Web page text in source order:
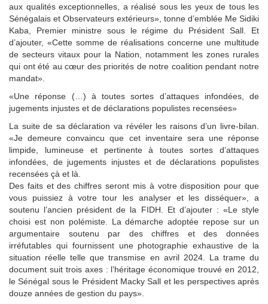
aux qualités exceptionnelles, a réalisé sous les yeux de tous les
Sénégalais et Observateurs extérieurs», tonne d’emblée Me Sidiki
Kaba, Premier ministre sous le régime du Président Sall. Et
d’ajouter, «Cette somme de réalisations concerne une multitude
de secteurs vitaux pour la Nation, notamment les zones rurales
qui ont été au cœur des priorités de notre coalition pendant notre
mandat».
«Une réponse (…) à toutes sortes d’attaques infondées, de
jugements injustes et de déclarations populistes recensées»
La suite de sa déclaration va révéler les raisons d’un livre-bilan.
«Je demeure convaincu que cet inventaire sera une réponse
limpide, lumineuse et pertinente à toutes sortes d’attaques
infondées, de jugements injustes et de déclarations populistes
recensées çà et là.
Des faits et des chiffres seront mis à votre disposition pour que
vous puissiez à votre tour les analyser et les disséquer», a
soutenu l’ancien président de la FIDH. Et d’ajouter : «Le style
choisi est non polémiste. La démarche adoptée repose sur un
argumentaire soutenu par des chiffres et des données
irréfutables qui fournissent une photographie exhaustive de la
situation réelle telle que transmise en avril 2024. La trame du
document suit trois axes : l’héritage économique trouvé en 2012,
le Sénégal sous le Président Macky Sall et les perspectives après
douze années de gestion du pays».